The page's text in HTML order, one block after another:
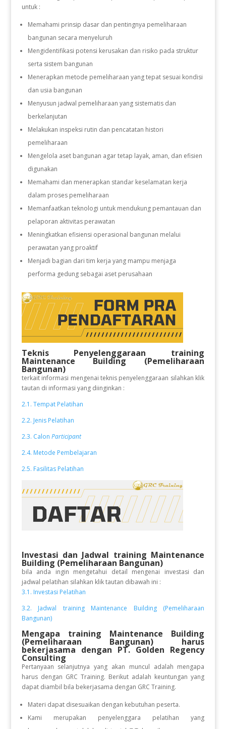
untuk :
Memahami prinsip dasar dan pentingnya pemeliharaan
bangunan secara menyeluruh
Mengidentifikasi potensi kerusakan dan risiko pada struktur
serta sistem bangunan
Menerapkan metode pemeliharaan yang tepat sesuai kondisi
dan usia bangunan
Menyusun jadwal pemeliharaan yang sistematis dan
berkelanjutan
Melakukan inspeksi rutin dan pencatatan histori
pemeliharaan
Mengelola aset bangunan agar tetap layak, aman, dan efisien
digunakan
Memahami dan menerapkan standar keselamatan kerja
dalam proses pemeliharaan
Memanfaatkan teknologi untuk mendukung pemantauan dan
pelaporan aktivitas perawatan
Meningkatkan efisiensi operasional bangunan melalui
perawatan yang proaktif
Menjadi bagian dari tim kerja yang mampu menjaga
performa gedung sebagai aset perusahaan
Teknis Penyelenggaraan training
Maintenance Building (Pemeliharaan
Bangunan)
terkait informasi mengenai teknis penyelenggaraan silahkan klik
tautan di informasi yang diinginkan :
2.1. Tempat Pelatihan
2.2. Jenis Pelatihan
2.3. Calon Participant
2.4. Metode Pembelajaran
2.5. Fasilitas Pelatihan
Investasi dan Jadwal training Maintenance
Building (Pemeliharaan Bangunan)
bila anda ingin mengetahui detail mengenai investasi dan
jadwal pelatihan silahkan klik tautan dibawah ini :
3.1. Investasi Pelatihan
3.2. Jadwal training Maintenance Building (Pemeliharaan
Bangunan)
Mengapa training Maintenance Building
(Pemeliharaan Bangunan) harus
bekerjasama dengan PT. Golden Regency
Consulting
Pertanyaan selanjutnya yang akan muncul adalah mengapa
harus dengan GRC Training. Berikut adalah keuntungan yang
dapat diambil bila bekerjasama dengan GRC Training.
Materi dapat disesuaikan dengan kebutuhan peserta.
Kami merupakan penyelenggara pelatihan yang